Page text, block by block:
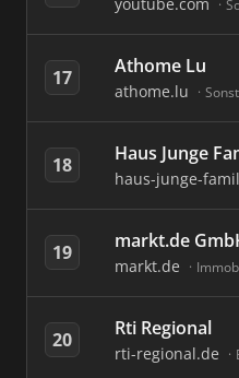
17 Athome Lu
athome.lu
18 Haus Junge
haus-junge-
19 markt.de
markt.de
20 Rti Regional
rti-regional.de